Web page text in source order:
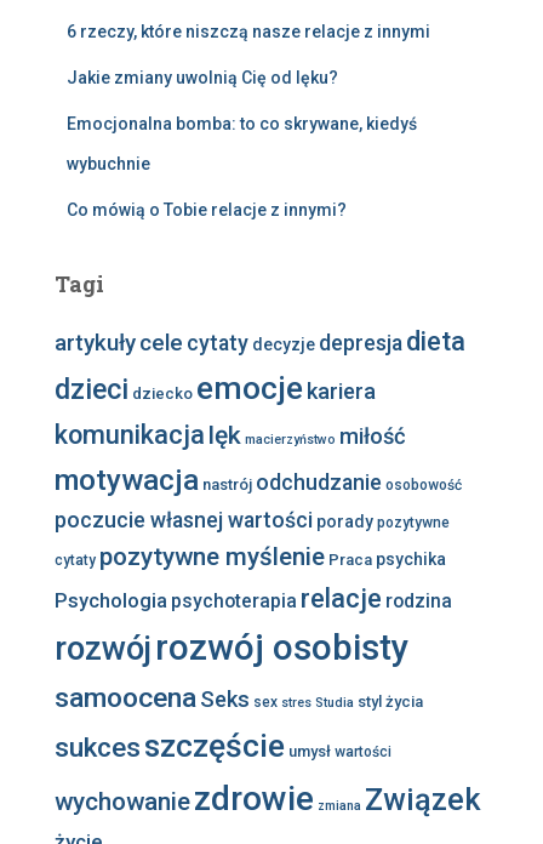
6 rzeczy, które niszczą nasze relacje z innymi
Jakie zmiany uwolnią Cię od lęku?
Emocjonalna bomba: to co skrywane, kiedyś
wybuchnie
Co mówią o Tobie relacje z innymi?
Tagi
artykułycele cytaty decyzje depresja dieta
dzieci dziecko emocje kariera
komunikacja lęk macierzyństwo miłość
motywacja nastrój odchudzanie osobowość
poczucie własnej wartości porady pozytywne
cytaty pozytywne myślenie Praca psychika
Psychologia psychoterapia relacje rodzina
rozwójrozwój osobisty
samoocenaSeks sex stres Studia styl życia
sukcesszczęście umysł wartości
wychowaniezdrowie zmiana Związek